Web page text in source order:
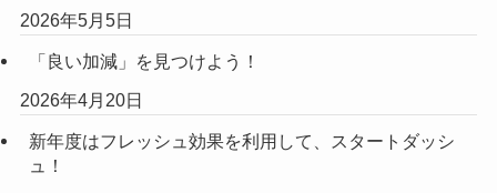
2026年5月5日
「良い加減」を見つけよう！
2026年4月20日
新年度はフレッシュ効果を利用して、スタートダッシ
ュ！